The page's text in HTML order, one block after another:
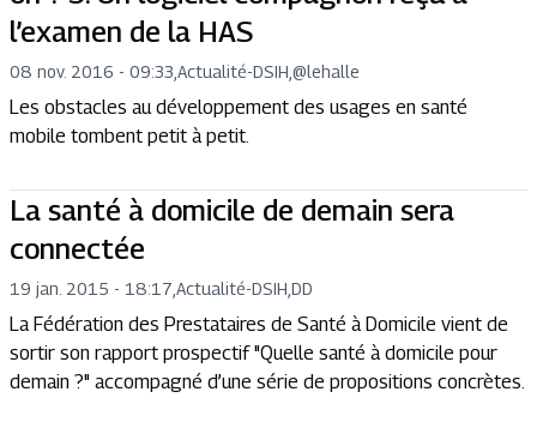
l’examen de la HAS
08 nov. 2016 - 09:33 Actualité-DSIH,@lehalle
Les obstacles au développement des usages en santé
mobile tombent petit à petit.
La santé à domicile de demain sera
connectée
19 jan. 2015 - 18:17 Actualité-DSIH,DD
La Fédération des Prestataires de Santé à Domicile vient de
sortir son rapport prospectif "Quelle santé à domicile pour
demain ?" accompagné d’une série de propositions concrètes.